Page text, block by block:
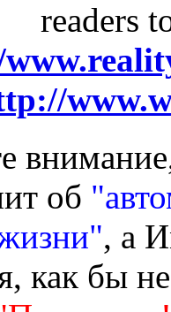
readers
об
, а
как бы